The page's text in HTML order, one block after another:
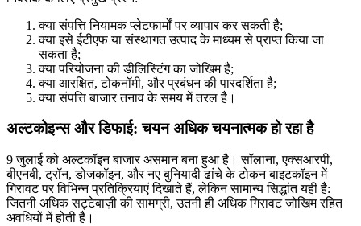
क्या संपत्ति नियामक प्लेटफार्मों पर व्यापार कर सकती है;
क्या इसे ईटीएफ या संस्थागत उत्पाद के माध्यम से प्राप्त किया जा
सकता है;
क्या परियोजना की डीलिस्टिंग का जोखिम है;
क्या आरक्षित, टोकनॉमी, और प्रबंधन की पारदर्शिता है;
क्या संपत्ति बाजार तनाव के समय में तरल है।
अल्टकोइन्स और डिफाई: चयन अधिक चयनात्मक हो रहा है
9 जुलाई को अल्टकॉइन बाजार असमान बना हुआ है। सॉलाना, एक्सआरपी,
बीएनबी, ट्रॉन, डोजकॉइन, और नए बुनियादी ढांचे के टोकन बाइटकॉइन में
गिरावट पर विभिन्न प्रतिक्रियाएं दिखाते हैं, लेकिन सामान्य सिद्धांत यही है:
जितनी अधिक सट्टेबाज़ी की सामग्री, उतनी ही अधिक गिरावट जोखिम रहित
अवधियों में होती है।